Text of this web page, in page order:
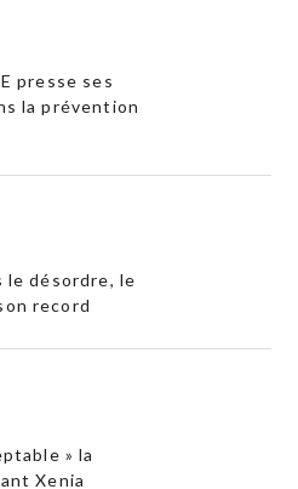
presse ses
la prévention
le désordre, le
record
» la
Xenia